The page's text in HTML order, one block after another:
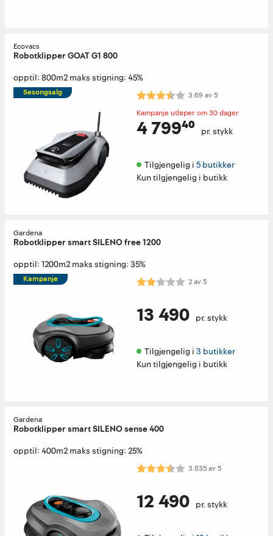
Ecovacs
Robotklipper GOAT G1 800
opptil: 800m2 maks stigning: 45%
Sesongsalg Karakter: 3.7 av 5 mulige
3.69 av5
Kampanje utløper om 30 dager
4 799⁴⁰ pr. stykk
Tilgjengelig i 5 butikker
Kun tilgjengelig i butikk
Gardena
Robotklipper smart SILENO free 1200
opptil: 1200m2 maks stigning: 35%
Kampanje Karakter: 2.0 av 5 mulige
2av5
13 490 pr. stykk
Tilgjengelig i 3 butikker
Kun tilgjengelig i butikk
Gardena
Robotklipper smart SILENO sense 400
opptil: 400m2 maks stigning: 25%
Karakter: 3.8 av 5 mulige
3.835av5
12 490 pr. stykk